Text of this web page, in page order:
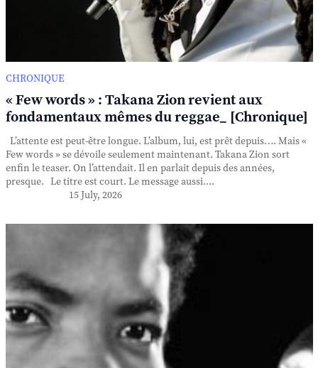
CHRONIQUE
« Few words » : Takana Zion revient aux
fondamentaux mêmes du reggae_ [Chronique]
L’attente est peut-être longue. L’album, lui, est prêt depuis…. Mais «
Few words » se dévoile seulement maintenant. Takana Zion sort
enfin le teaser. On l’attendait. Il en parlait depuis des années,
presque. Le titre est court. Le message aussi....
15 July, 2026